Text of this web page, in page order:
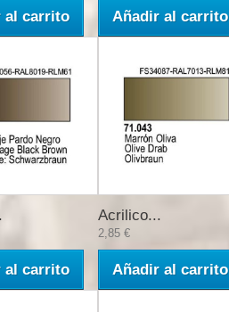
al carrito Añadir al carrito
al carrito
Acrilico...
2,85 €
Añadir al carrito